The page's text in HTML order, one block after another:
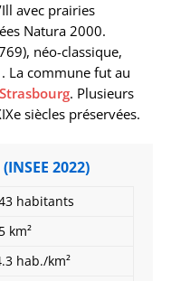
avec prairies
Natura 2000.
néo-classique,
La commune fut au
Strasbourg. Plusieurs
siècles préservées.
2022)
habitants
km²
hab./km²